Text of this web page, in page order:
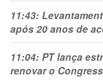
11:43:
após 20 anos de
11:04: PT lança
renovar o